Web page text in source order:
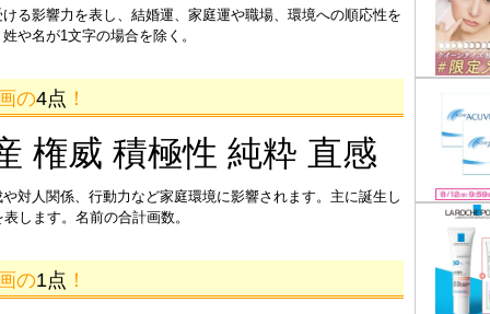
る影響力を表し、結婚運、家庭運や職場、環境への順応性を
や名が1文字の場合を除く。
の4点 ！
権威 積極性 純粋 直感
対人関係、行動力など家庭環境に影響されます。主に誕生し
します。名前の合計画数。
の1点 ！